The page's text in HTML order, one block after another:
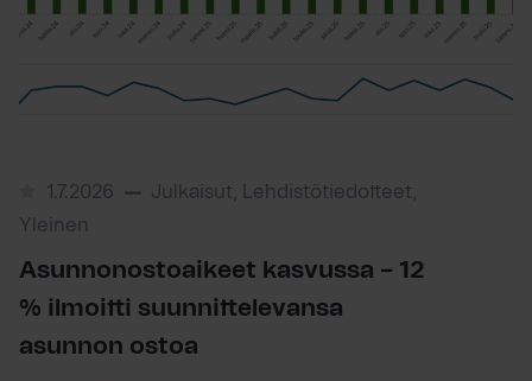
1.7.2026
Julkaisut, Lehdistötiedotteet,
Yleinen
Asunnonostoaikeet kasvussa – 12
% ilmoitti suunnittelevansa
asunnon ostoa